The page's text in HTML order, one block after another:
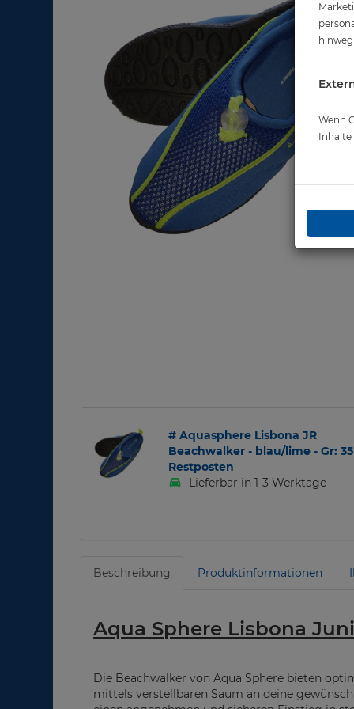
# Aquasphere Lisbona JR
Beachwalker - blau/lime - Gr:
Restposten
Lieferbar in 1-3 Werktage
Beschreibung Produktinformationen
Aqua Sphere Lisbona
Die Beachwalker von Aqua Sphere bieten
mittels verstellbaren Saum an deine
Wenn